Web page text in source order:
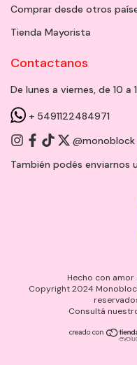
Comprar desde otros
Tienda Mayorista
Contactanos
De lunes a viernes, de 10 a
+ 5491122484971
@monoblock
También podés enviarnos
Hecho con amor
Copyright 2024
Consultá